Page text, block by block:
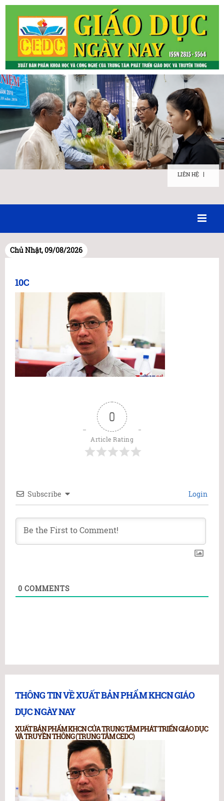
LIÊN HỆ
Chủ Nhật, 09/08/2026
10C
0
Article Rating
Subscribe Login
0 COMMENTS
THÔNG TIN VỀ XUẤT BẢN PHẨM KHCN GIÁO
DỤC NGÀY NAY
XUẤT BẢN PHẨM KHCN CỦA TRUNG TÂM PHÁT TRIỂN GIÁO DỤC
VÀ TRUYỀN THÔNG (TRUNG TÂM CEDC)